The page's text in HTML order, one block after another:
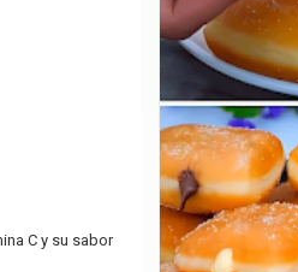
C y su sabor